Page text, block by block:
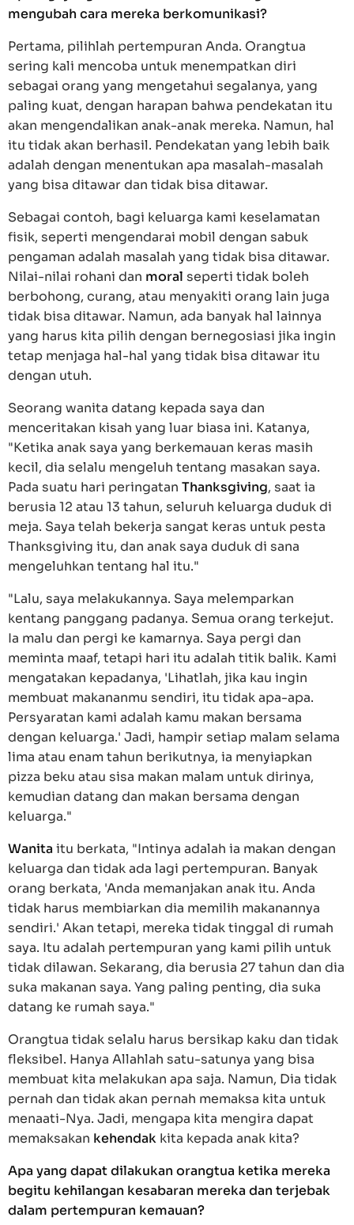
mengubah cara mereka berkomunikasi?
Pertama, pilihlah pertempuran Anda. Orangtua
sering kali mencoba untuk menempatkan diri
sebagai orang yang mengetahui segalanya, yang
paling kuat, dengan harapan bahwa pendekatan itu
akan mengendalikan anak-anak mereka. Namun, hal
itu tidak akan berhasil. Pendekatan yang lebih baik
adalah dengan menentukan apa masalah-masalah
yang bisa ditawar dan tidak bisa ditawar.
Sebagai contoh, bagi keluarga kami keselamatan
fisik, seperti mengendarai mobil dengan sabuk
pengaman adalah masalah yang tidak bisa ditawar.
Nilai-nilai rohani dan moral seperti tidak boleh
berbohong, curang, atau menyakiti orang lain juga
tidak bisa ditawar. Namun, ada banyak hal lainnya
yang harus kita pilih dengan bernegosiasi jika ingin
tetap menjaga hal-hal yang tidak bisa ditawar itu
dengan utuh.
Seorang wanita datang kepada saya dan
menceritakan kisah yang luar biasa ini. Katanya,
"Ketika anak saya yang berkemauan keras masih
kecil, dia selalu mengeluh tentang masakan saya.
Pada suatu hari peringatan Thanksgiving, saat ia
berusia 12 atau 13 tahun, seluruh keluarga duduk di
meja. Saya telah bekerja sangat keras untuk pesta
Thanksgiving itu, dan anak saya duduk di sana
mengeluhkan tentang hal itu."
"Lalu, saya melakukannya. Saya melemparkan
kentang panggang padanya. Semua orang terkejut.
Ia malu dan pergi ke kamarnya. Saya pergi dan
meminta maaf, tetapi hari itu adalah titik balik. Kami
mengatakan kepadanya, 'Lihatlah, jika kau ingin
membuat makananmu sendiri, itu tidak apa-apa.
Persyaratan kami adalah kamu makan bersama
dengan keluarga.' Jadi, hampir setiap malam selama
lima atau enam tahun berikutnya, ia menyiapkan
pizza beku atau sisa makan malam untuk dirinya,
kemudian datang dan makan bersama dengan
keluarga."
Wanita itu berkata, "Intinya adalah ia makan dengan
keluarga dan tidak ada lagi pertempuran. Banyak
orang berkata, 'Anda memanjakan anak itu. Anda
tidak harus membiarkan dia memilih makanannya
sendiri.' Akan tetapi, mereka tidak tinggal di rumah
saya. Itu adalah pertempuran yang kami pilih untuk
tidak dilawan. Sekarang, dia berusia 27 tahun dan dia
suka makanan saya. Yang paling penting, dia suka
datang ke rumah saya."
Orangtua tidak selalu harus bersikap kaku dan tidak
fleksibel. Hanya Allahlah satu-satunya yang bisa
membuat kita melakukan apa saja. Namun, Dia tidak
pernah dan tidak akan pernah memaksa kita untuk
menaati-Nya. Jadi, mengapa kita mengira dapat
memaksakan kehendak kita kepada anak kita?
Apa yang dapat dilakukan orangtua ketika mereka
begitu kehilangan kesabaran mereka dan terjebak
dalam pertempuran kemauan?